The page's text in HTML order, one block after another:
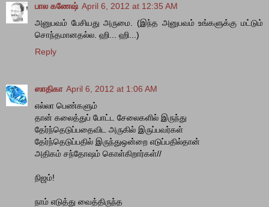
பால கணேஷ் April 6, 2012 at 12:35 AM
அனுபவம் பேசியது அருமை. (இந்த அனுபவம் உங்களுக்கு மட்டும்
சொந்தமானதல்ல. ஹி... ஹி...)
Reply
ஸாதிகா April 6, 2012 at 1:06 AM
எல்லா பெண்களும்
தான் கலைத்துப் போட்ட சேலைகளில் இருந்து
தேர்ந்தெடுப்பதைவிட அருகில் இருப்பவர்கள்
தேர்ந்தெடுப்பதில் இருந்துஒன்றை எடுப்பதில்தான்
அதிகம் சந்தோஷம் கொள்கிறார்கள்//
நிஜம்!
நாம் எடுத்து வைத்திருந்த